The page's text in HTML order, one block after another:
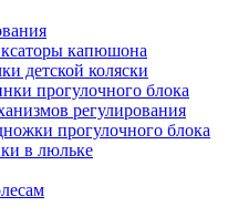
капюшона
детской коляски
прогулочного блока
регулирования
прогулочного блока
в люльке